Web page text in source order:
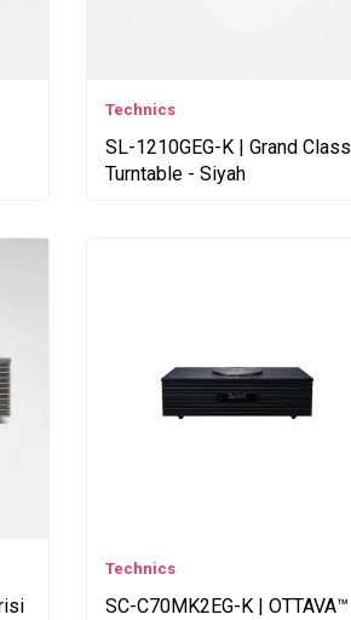
Technics
SL-1210GEG-K | Grand Class
Turntable - Siyah
Technics
SC-C70MK2EG-K | OTTAVA™